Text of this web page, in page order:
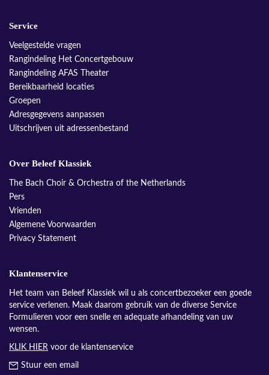
Service
Veelgestelde vragen
Rangindeling Het Concertgebouw
Rangindeling AFAS Theater
Bereikbaarheid locaties
Groepen
Adresgegevens aanpassen
Uitschrijven uit adressenbestand
Over Beleef Klassiek
The Bach Choir & Orchestra of the Netherlands
Pers
Vrienden
Algemene Voorwaarden
Privacy Statement
Klantenservice
Het team van Beleef Klassiek wil u als concertbezoeker een goede
service verlenen. Maak daarom gebruik van de diverse Service
Formulieren voor een snelle en adequate afhandeling van uw
wensen.
KLIK HIER voor de klantenservice
Stuur een email